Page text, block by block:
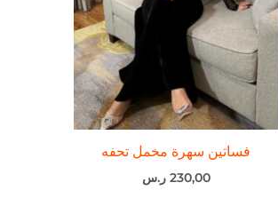
فساتين سهرة مخمل تحفه
230,00 ر.س